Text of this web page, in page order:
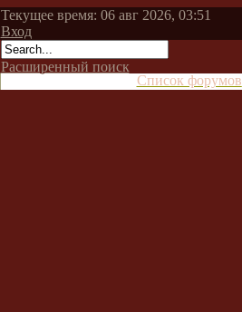
Текущее время: 06 авг 2026, 03:51
Вход
Расширенный поиск
Список форумов